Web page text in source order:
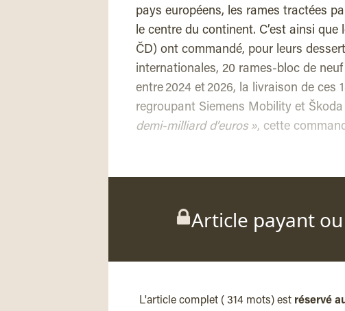
pays européens, les rames tractées
le centre du continent. C’est ainsi
ČD) ont commandé, pour leurs
internationales, 20 rames-bloc de
entre 2024 et 2026, la livraison de
regroupant Siemens Mobility et
demi-milliard d’euros », cette
Article payant
L'article complet ( 314 mots) est réservé